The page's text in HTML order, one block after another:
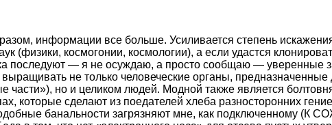
информации все больше. Усиливается степень
(физики, космогонии, космологии), а если удастся
последуют — я не осуждаю, а просто сообщаю — уверенные
выращивать не только человеческие органы, предназначенные
части»), но и целиком людей. Модной также является
которые сделают из поедателей хлеба разносторонних
банальности загрязняют мне, как подключенному (К